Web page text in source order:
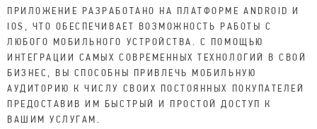
ПРИЛОЖЕНИЕ РАЗРАБОТАНО НА ПЛАТФОРМЕ ANDROID И
IOS, ЧТО ОБЕСПЕЧИВАЕТ ВОЗМОЖНОСТЬ РАБОТЫ С
ЛЮБОГО МОБИЛЬНОГО УСТРОЙСТВА. С ПОМОЩЬЮ
ИНТЕГРАЦИИ САМЫХ СОВРЕМЕННЫХ ТЕХНОЛОГИЙ В СВОЙ
БИЗНЕС, ВЫ СПОСОБНЫ ПРИВЛЕЧЬ МОБИЛЬНУЮ
АУДИТОРИЮ К ЧИСЛУ СВОИХ ПОСТОЯННЫХ ПОКУПАТЕЛЕЙ
ПРЕДОСТАВИВ ИМ БЫСТРЫЙ И ПРОСТОЙ ДОСТУП К
ВАШИМ УСЛУГАМ.